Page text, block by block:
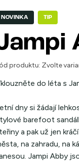
NOVINKA TIP
produktu: Zvolte
do léta s
dny si žádají
barefoot
a pak už jen
na zahradu, na
Jampi Abby